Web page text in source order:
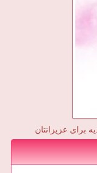
برای عزیزانتان